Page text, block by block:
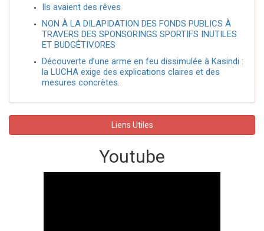
Ils avaient des rêves
NON À LA DILAPIDATION DES FONDS PUBLICS À
TRAVERS DES SPONSORINGS SPORTIFS INUTILES
ET BUDGÉTIVORES
Découverte d’une arme en feu dissimulée à Kasindi :
la LUCHA exige des explications claires et des
mesures concrètes.
Liens Utiles
Youtube